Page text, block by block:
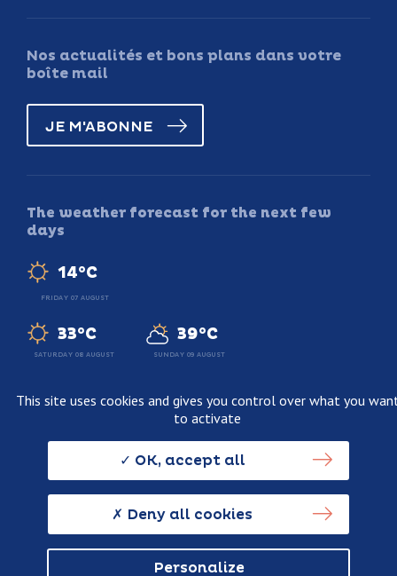
Nos actualités et bons plans dans votre
boîte mail
JE M'ABONNE
The weather forecast for the next few
days
14°C
FRIDAY 07 AUGUST
33°C
SATURDAY 08 AUGUST
39°C
SUNDAY 09 AUGUST
Personnal data usage policy
This site uses cookies and gives you control over what you
to activate
OK, accept all
Deny all cookies
Personalize